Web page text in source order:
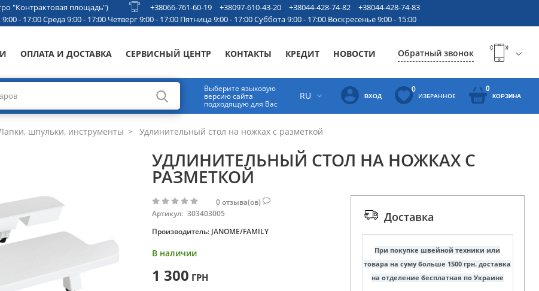
"Контрактовая площадь") +38066-761-60-19 +38097-610-43-20 +38044-428-74-82
+38044-428-74-83
- 17:00 Среда 9:00 - 17:00 Четверг 9:00 - 17:00 Пятница 9:00 - 17:00 Суббота 9:00 - 17:00 Воскресенье 9:00 - 15:00
ОПЛАТА И ДОСТАВКА СЕРВИСНЫЙ ЦЕНТР КОНТАКТЫ КРЕДИТ НОВОСТИ Обратный звонок
Выберите языковую
версию сайта
подходящую для Вас
RU ВХОД
0
ИЗБРАННОЕ
0
КОРЗИНА
шпульки, инструменты Удлинительный стол на ножках с разметкой
УДЛИНИТЕЛЬНЫЙ СТОЛ НА НОЖКАХ С
РАЗМЕТКОЙ
0отзыва(ов)
Артикул: 303403005
Производитель: JANOME/FAMILY
В наличии
1 300 ГРН
Доставка
При покупке швейной техники или
товара на суму больше 1500 грн. доставка
на отделение бесплатная по Украине